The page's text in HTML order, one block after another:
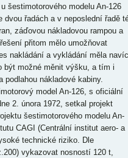
šestimotorového modelu An-126
řadách a v neposlední řadě
záďovou nákladovou rampou a
přitom mělo umožňovat
nakládání a vykládání měla navíc
být možné měnit výšku, a tím i
podlahou nákladové kabiny.
model An-126, s oficiální
2. února 1972, setkal projekt
šestimotorového modelu An-
CAGI (Centrální institut aero- a
technické riziko. Dle
vykazovat nosností 120 t,